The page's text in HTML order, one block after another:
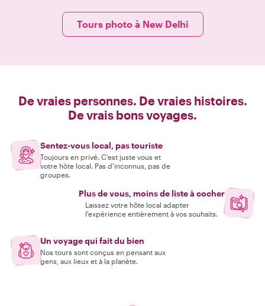
Tours photo à New Delhi
De vraies personnes. De vraies histoires.
De vrais bons voyages.
Sentez-vous local, pas touriste
Toujours en privé. C'est juste vous et
votre hôte local. Pas d'inconnus, pas de
groupes.
Plus de vous, moins de liste à cocher
Laissez votre hôte local adapter
l'expérience entièrement à vos souhaits.
Un voyage qui fait du bien
Nos tours sont conçus en pensant aux
gens, aux lieux et à la planète.